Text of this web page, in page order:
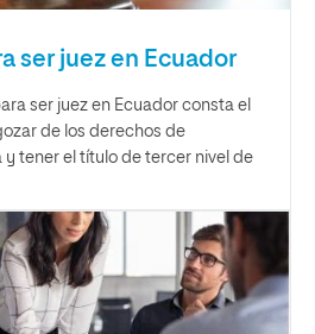
ser juez en Ecuador
ser juez en Ecuador consta el
de los derechos de
tener el título de tercer nivel de